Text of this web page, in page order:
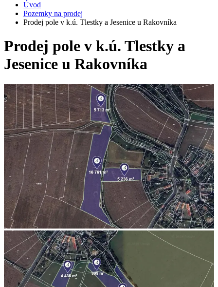
Úvod
Pozemky na prodej
Prodej pole v k.ú. Tlestky a Jesenice u Rakovníka
Prodej pole v k.ú. Tlestky a
Jesenice u Rakovníka